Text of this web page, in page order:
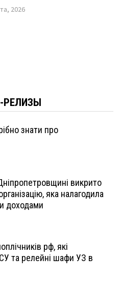
2026
РЕЛИЗЫ
знати про
викрито
яка налагодила
доходами
рф, які
та релейні шафи УЗ в